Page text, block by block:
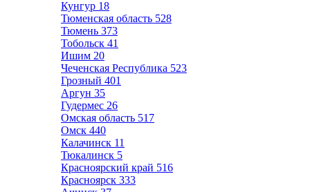
Кунгур 18
Тюменская область 528
Тюмень 373
Тобольск 41
Ишим 20
Чеченская Республика 523
Грозный 401
Аргун 35
Гудермес 26
Омская область 517
Омск 440
Калачинск 11
Тюкалинск 5
Красноярский край 516
Красноярск 333